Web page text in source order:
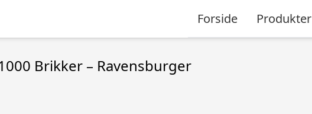
Forside Produkter
Brikker – Ravensburger